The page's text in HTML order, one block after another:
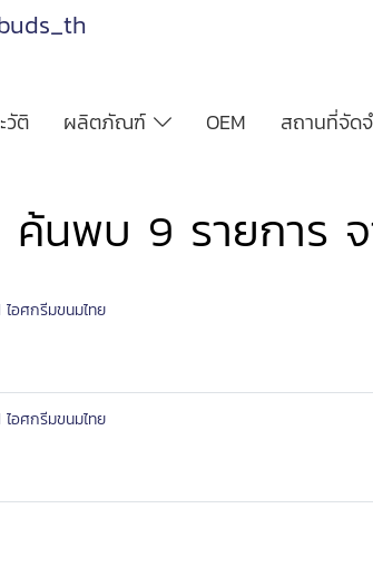
วัติ ผลิตภัณฑ์ OEM สถานที่จัด
ค้นพบ 9 รายการ จ
อศกรีมขนมไทย
อศกรีมขนมไทย